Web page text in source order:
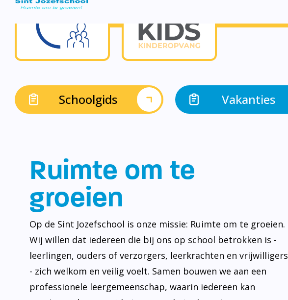
Schoolgids Vakanties
Ruimte om te
groeien
Op de Sint Jozefschool is onze missie: Ruimte om te groeien.
Wij willen dat iedereen die bij ons op school betrokken is -
leerlingen, ouders of verzorgers, leerkrachten en vrijwilligers
- zich welkom en veilig voelt. Samen bouwen we aan een
professionele leergemeenschap, waarin iedereen kan